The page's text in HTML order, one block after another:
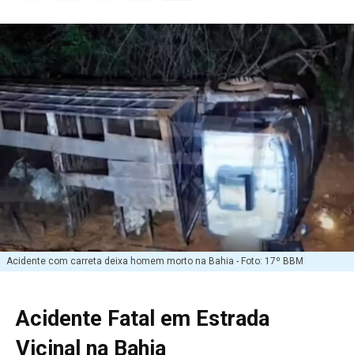
Acidente com carreta deixa homem morto na Bahia - Foto: 17º BBM
Acidente Fatal em Estrada
Vicinal na Bahia